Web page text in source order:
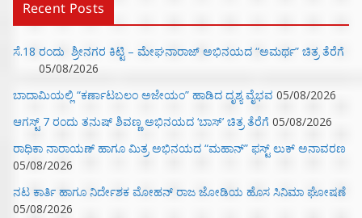
Recent Posts
ಸೆ.18 ರಂದು ಶ್ರೀನಗರ ಕಿಟ್ಟಿ – ಮೇಘನಾರಾಜ್ ಅಭಿನಯದ “ಅಮರ್ಥ” ಚಿತ್ರ ತೆರೆಗೆ
05/08/2026
ಬಾದಾಮಿಯಲ್ಲಿ “ಕರ್ಣಾಟಬಲಂ ಅಜೇಯಂ” ಹಾಡಿದ ದೃಶ್ಯ ವೈಭವ 05/08/2026
ಆಗಸ್ಟ್ 7 ರಂದು ತನುಷ್ ಶಿವಣ್ಣ ಅಭಿನಯದ ‘ಬಾಸ್’ ಚಿತ್ರ ತೆರೆಗೆ 05/08/2026
ರಾಧಿಕಾ ನಾರಾಯಣ್ ಹಾಗೂ ಮಿತ್ರ ಅಭಿನಯದ “ಮಹಾನ್” ಫಸ್ಟ್ ಲುಕ್ ಅನಾವರಣ
05/08/2026
ನಟ ಕಾರ್ತಿ ಹಾಗೂ ನಿರ್ದೇಶಕ ಮೋಹನ್ ರಾಜ ಜೋಡಿಯ ಹೊಸ ಸಿನಿಮಾ ಘೋಷಣೆ
05/08/2026